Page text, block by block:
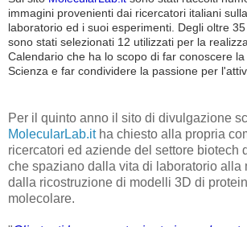
immagini provenienti dai ricercatori italiani
laboratorio ed i suoi esperimenti. Degli oltre
sono stati selezionati 12 utilizzati per la
Calendario che ha lo scopo di far conoscere
Scienza e far condividere la passione per
Per il quinto anno il sito di divulgazione
MolecularLab.itha chiesto alla propria
ricercatori ed aziende del settore biotech
che spaziano dalla vita di laboratorio alla
dalla ricostruzione di modelli 3D di
molecolare.